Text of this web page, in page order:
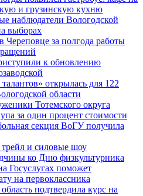
и грузинскую кухню
наблюдатели Вологодской
выборах
за полгода работы
к обновлению
открылась для 122
области
Тотемского округа
за один процент стоимости
секция ВоГУ получила
и силовые шоу
ко Дню физкультурника
Госуслугах поможет
на первоклассника
подтвердила курс на